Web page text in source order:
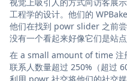
工程学的设计。他们的
他们在找到 powr slider 之前
没有一个看起来好像它们是站
在 a small amount of time
联系人数量超过 250%（超过